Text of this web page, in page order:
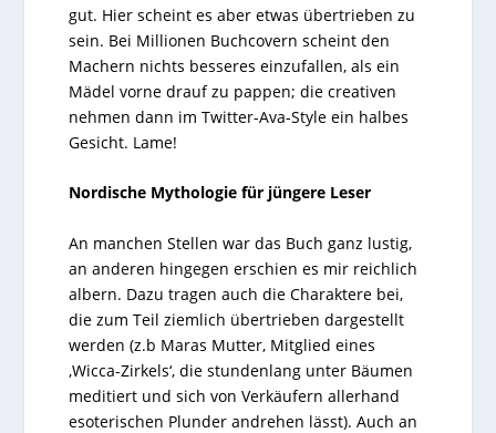
gut. Hier scheint es aber etwas übertrieben zu
sein. Bei Millionen Buchcovern scheint den
Machern nichts besseres einzufallen, als ein
Mädel vorne drauf zu pappen; die creativen
nehmen dann im Twitter-Ava-Style ein halbes
Gesicht. Lame!
Nordische Mythologie für jüngere Leser
An manchen Stellen war das Buch ganz lustig,
an anderen hingegen erschien es mir reichlich
albern. Dazu tragen auch die Charaktere bei,
die zum Teil ziemlich übertrieben dargestellt
werden (z.b Maras Mutter, Mitglied eines
‚Wicca-Zirkels‘, die stundenlang unter Bäumen
meditiert und sich von Verkäufern allerhand
esoterischen Plunder andrehen lässt). Auch an